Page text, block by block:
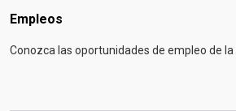
Empleos
Conozca las oportunidades de empleo de la